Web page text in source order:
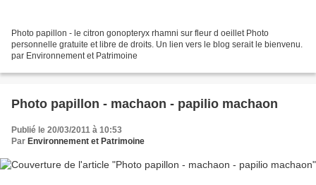
Photo papillon - le citron gonopteryx rhamni sur fleur d oeillet Photo
personnelle gratuite et libre de droits. Un lien vers le blog serait le bienvenu.
par Environnement et Patrimoine
Photo papillon - machaon - papilio machaon
Publié le 20/03/2011 à 10:53
Par Environnement et Patrimoine